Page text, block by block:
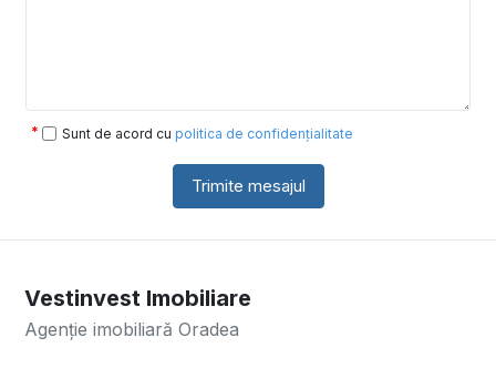
Sunt de acord cu politica de confidențialitate
Trimite mesajul
Vestinvest Imobiliare
Agenție imobiliară Oradea